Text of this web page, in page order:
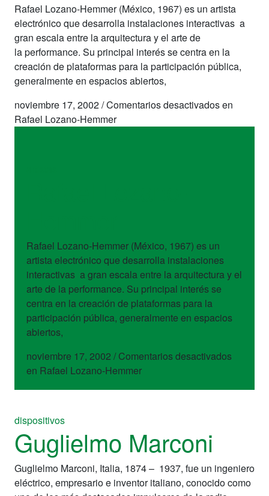
Rafael Lozano-Hemmer (México, 1967) es un artista
electrónico que desarrolla instalaciones interactivas a
gran escala entre la arquitectura y el arte de
la performance. Su principal interés se centra en la
creación de plataformas para la participación pública,
generalmente en espacios abiertos,
noviembre 17, 2002/Comentarios desactivadosen
Rafael Lozano-Hemmer
Rafael Lozano-Hemmer (México, 1967) es un
artista electrónico que desarrolla instalaciones
interactivas a gran escala entre la arquitectura y el
arte de la performance. Su principal interés se
centra en la creación de plataformas para la
participación pública, generalmente en espacios
abiertos,
noviembre 17, 2002 / Comentarios desactivados
en Rafael Lozano-Hemmer
dispositivos
Guglielmo Marconi
Guglielmo Marconi, Italia, 1874 – 1937, fue un ingeniero
eléctrico, empresario e inventor italiano, conocido como